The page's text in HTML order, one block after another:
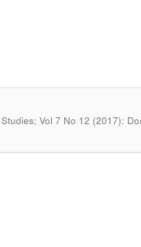
Vol 7 No 12 (2017):